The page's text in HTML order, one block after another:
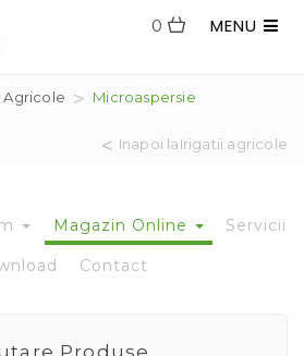
MENU
0
Agricole Microaspersie
Inapoi laIrigatii agricole
Magazin Online Servicii
Contact
Produse